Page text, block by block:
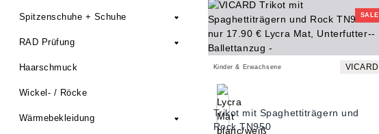
Spitzenschuhe + Schuhe
RAD Prüfung
Haarschmuck
Wickel- / Röcke
Wärmebekleidung
SALE
Kinder & Erwachsene VICARD
Trikot mit Spaghettiträgern und
Rock TN950